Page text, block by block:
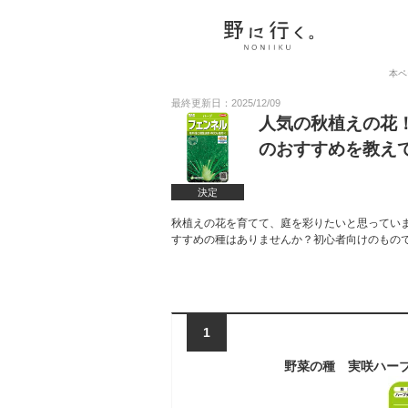
本
最終更新日：2025/12/09
決定
人気の秋植えの花
のおすすめを教え
秋植えの花を育てて、庭を彩りたいと思って
すすめの種はありませんか？初心者向けのも
1
野菜の種 実咲ハー